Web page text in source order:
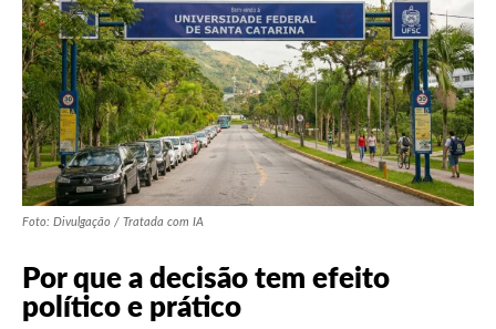
Foto: Divulgação / Tratada com IA
Por que a decisão tem efeito
político e prático